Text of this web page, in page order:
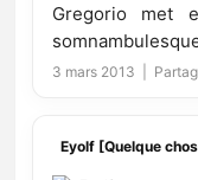
Gregorio met
3 mars 2013 |
Eyolf [Quelque